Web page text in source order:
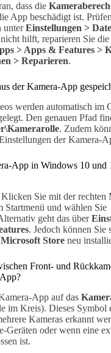
dass die
App beschädigt ist.
unterEinstellungen >
hilft, reparieren Sie
> Apps & Features >
> Reparieren.
der Kamera-App
werden automatisch im
Den genauen Pfad
. Zudem
der Kamera-
App in Windows 10 und
Sie mit der rechten
Startmenü und wählen Sie
geht das über
. Jedoch können Sie
Microsoft Store neu
Front- und
App auf das
im Kreis). Dieses Symbol
Kameras erkannt
Geräten oder wenn eine
ist.